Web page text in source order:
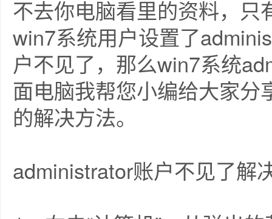
不去你电脑看里的资料，
win7系统用户设置了
户不见了，那么win7系统
面电脑我帮您小编给大家
的解决方法。
administrator账户不见了解